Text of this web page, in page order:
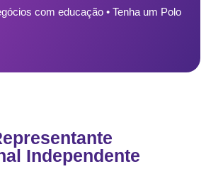
com educação • Tenha um Polo
Independente